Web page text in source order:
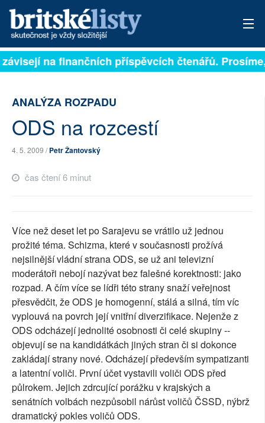
PŘIHLÁSIT
TÉMATA
AUTOŘI
PŘÍSPĚVKY NA PROVOZ
SOCIÁLNÍ SÍTĚ
RUBRIKY
PLNÁ VERZE STRÁNEK
na finančních příspěvcích čtenářů.
ANALÝZA ROZPADU
ODS na rozcestí
4. 5. 2009 /Petr Žantovský
čas čtení 6 minut
Více než deset let po Sarajevu se vrátilo už jednou
prožité téma. Schizma, které v současnosti prožívá
nejsilnější vládní strana ODS, se už ani televizní
moderátoři nebojí nazývat bez falešné korektnosti: jako
rozpad. A čím více se lídři této strany snaží veřejnost
přesvědčit, že ODS je homogenní, stálá a silná, tím víc
vyplouvá na povrch její vnitřní diverzifikace. Nejenže z
ODS odcházejí jednolité osobnosti či celé skupiny --
objevují se na kandidátkách jiných stran či si dokonce
zakládají strany nové. Odcházejí především sympatizanti
a latentní voliči. První účet vystavili voliči ODS před
půlrokem. Jejich zdrcující porážku v krajských a
senátních volbách nezpůsobil nárůst voličů ČSSD, nýbrž
dramatický pokles voličů ODS.